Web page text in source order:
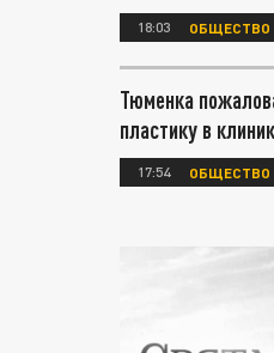
18:03 ОБЩЕСТВО
Тюменка
пластику в
17:54 ОБЩЕСТВО